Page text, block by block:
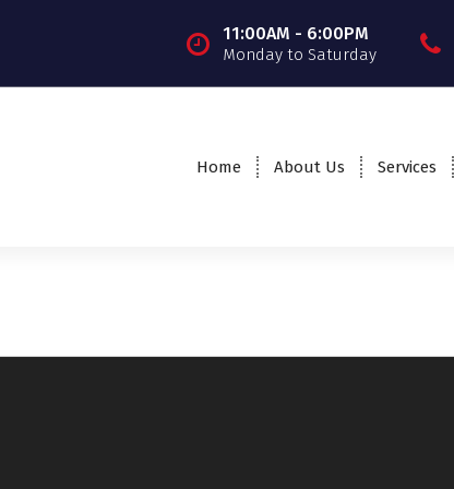
11:00AM - 6:00PM
Monday to Saturday
Home About Us Services